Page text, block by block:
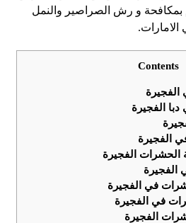
و رش الصراصير والنمل
الامارات.
Contents
الفجيرة
الفجيرة
الفجيرة
الفجيرة
في الفجيرة
في الفجيرة
الفجيرة